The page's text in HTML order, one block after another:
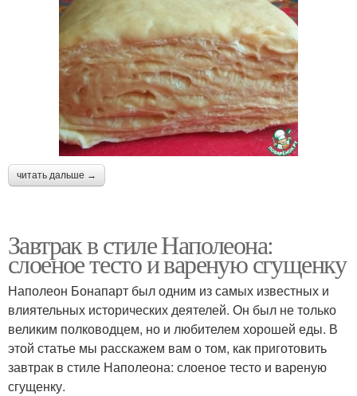
читать дальше →
Завтрак в стиле Наполеона:
слоеное тесто и вареную сгущенку
Наполеон Бонапарт был одним из самых известных и
влиятельных исторических деятелей. Он был не только
великим полководцем, но и любителем хорошей еды. В
этой статье мы расскажем вам о том, как приготовить
завтрак в стиле Наполеона: слоеное тесто и вареную
сгущенку.